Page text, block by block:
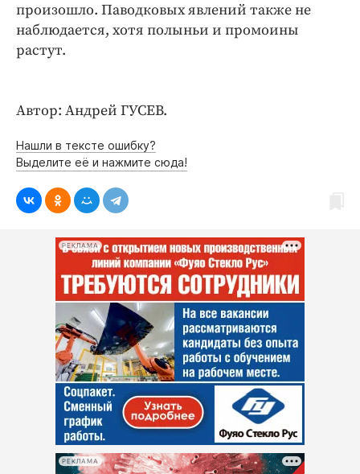
Экономика и бизнес
ПРОЕКТЫ
Издания
Интересное чтиво
Клиника года
Бренд года
произошло. Паводковых явлений также не
наблюдается, хотя полыньи и промоины
растут.
Автор: Андрей ГУСЕВ.
Нашли в тексте ошибку?
Выделите её и нажмите сюда!
РЕКЛАМА
РЕКЛАМА